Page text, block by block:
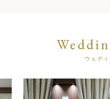
ウェデ